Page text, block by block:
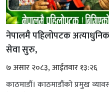
नेपालमै पहिलोपटक
सेवा सुरु,
७ असार २०८३, आईतवार १३:२६
काठमाडौं। काठमाडौंको प्रमुख